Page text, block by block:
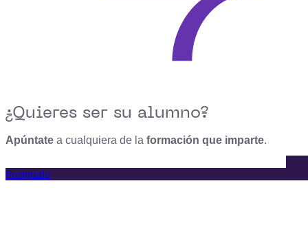
¿Quieres ser su alumno?
Apúntate a cualquiera de la formación que imparte.
Postgrado